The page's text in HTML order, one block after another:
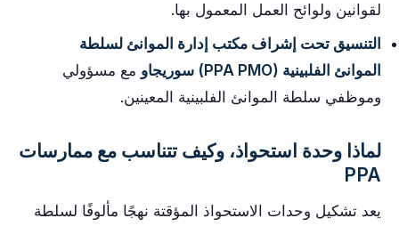
لقوانين ولوائح العمل المعمول بها.
التنسيق تحت إشراف مكتب إدارة الموانئ لسلطة
الموانئ الفلبينية (PPA PMO) سوريجاو
مع مسؤولي
وموظفي سلطة الموانئ الفلبينية المعينين.
لماذا وحدة استحواذ، وكيف تتناسب مع ممارسات
PPA
يعد تشكيل وحدات الاستحواذ المؤقتة نهجًا مألوفًا لسلطة